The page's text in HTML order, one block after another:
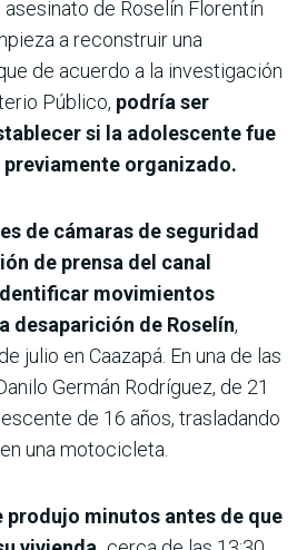
de Roselín Florentín
a reconstruir una
de acuerdo a la investigación
Público, podría ser
si la adolescente fue
organizado.
de cámaras de seguridad
de prensa del canal
movimientos
desaparición de Roselín,
julio en Caazapá. En una de las
Germán Rodríguez, de 21
de 16 años, trasladando
una motocicleta.
produjo minutos antes de que